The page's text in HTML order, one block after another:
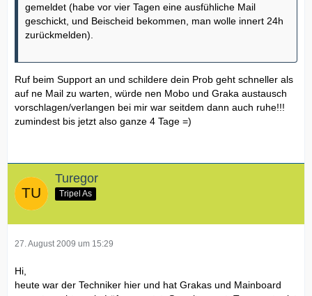
gemeldet (habe vor vier Tagen eine ausfühliche Mail
geschickt, und Beischeid bekommen, man wolle innert 24h
zurückmelden).
Ruf beim Support an und schildere dein Prob geht schneller als
auf ne Mail zu warten, würde nen Mobo und Graka austausch
vorschlagen/verlangen bei mir war seitdem dann auch ruhe!!!
zumindest bis jetzt also ganze 4 Tage =)
Turegor
Tripel As
27. August 2009 um 15:29
Hi,
heute war der Techniker hier und hat Grakas und Mainboard